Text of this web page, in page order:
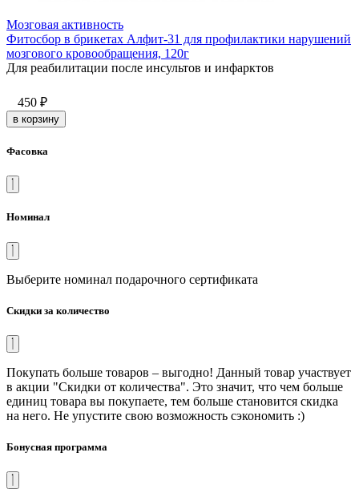
Мозговая активность
Фитосбор в брикетах Алфит-31 для профилактики нарушений
мозгового кровообращения, 120г
Для реабилитации после инсультов и инфарктов
450 ₽
в корзину
Фасовка
Номинал
Выберите номинал подарочного сертификата
Скидки за количество
Покупать больше товаров – выгодно! Данный товар участвует
в акции "Скидки от количества". Это значит, что чем больше
единиц товара вы покупаете, тем больше становится скидка
на него. Не упустите свою возможность сэкономить :)
Бонусная программа